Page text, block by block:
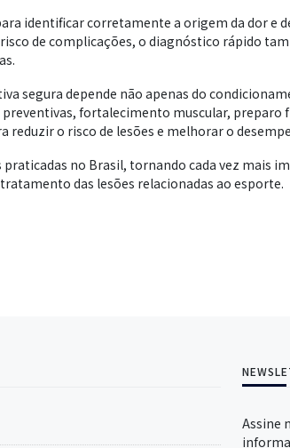
identificar corretamente a origem da dor e
de complicações, o diagnóstico rápido
segura depende não apenas do
fortalecimento muscular, preparo
o risco de lesões e melhorar o
no Brasil, tornando cada vez mais
das lesões relacionadas ao esporte.
Assine